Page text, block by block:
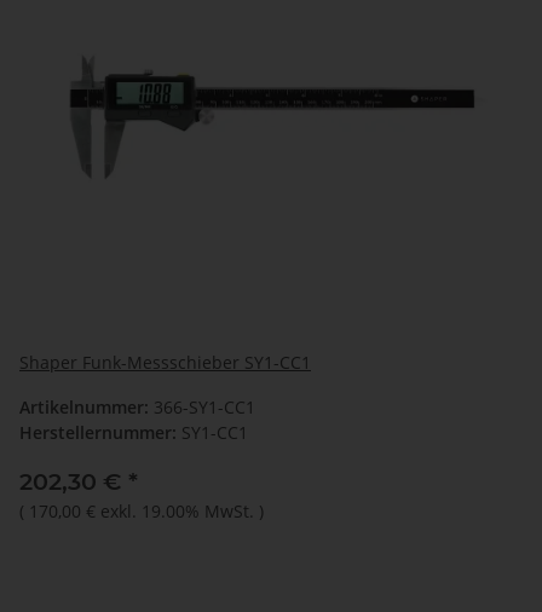
Shaper Funk-Messschieber SY1-CC1
Artikelnummer: 366-SY1-CC1
Herstellernummer: SY1-CC1
202,30 € *
( 170,00 € exkl. 19.00% MwSt. )